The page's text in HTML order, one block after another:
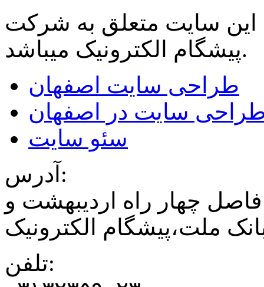
این سایت متعلق به شرکت
پیشگام الکترونیکمیباشد.
طراحی سایت اصفهان
سایت در اصفهان
سئو سایت
آدرس:
چهار راه اردیبهشت و
ملت،پیشگام الکترونیک
تلفن: